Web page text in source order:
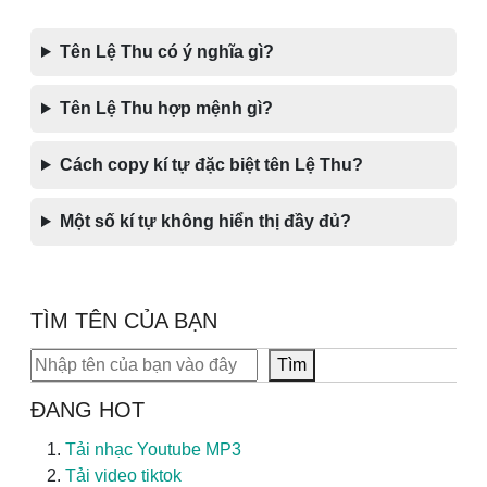
Tên Lệ Thu có ý nghĩa gì?
Tên Lệ Thu hợp mệnh gì?
Cách copy kí tự đặc biệt tên Lệ Thu?
Một số kí tự không hiển thị đầy đủ?
TÌM TÊN CỦA BẠN
Tìm kiếm Tìm
ĐANG HOT
Tải nhạc Youtube MP3
Tải video tiktok